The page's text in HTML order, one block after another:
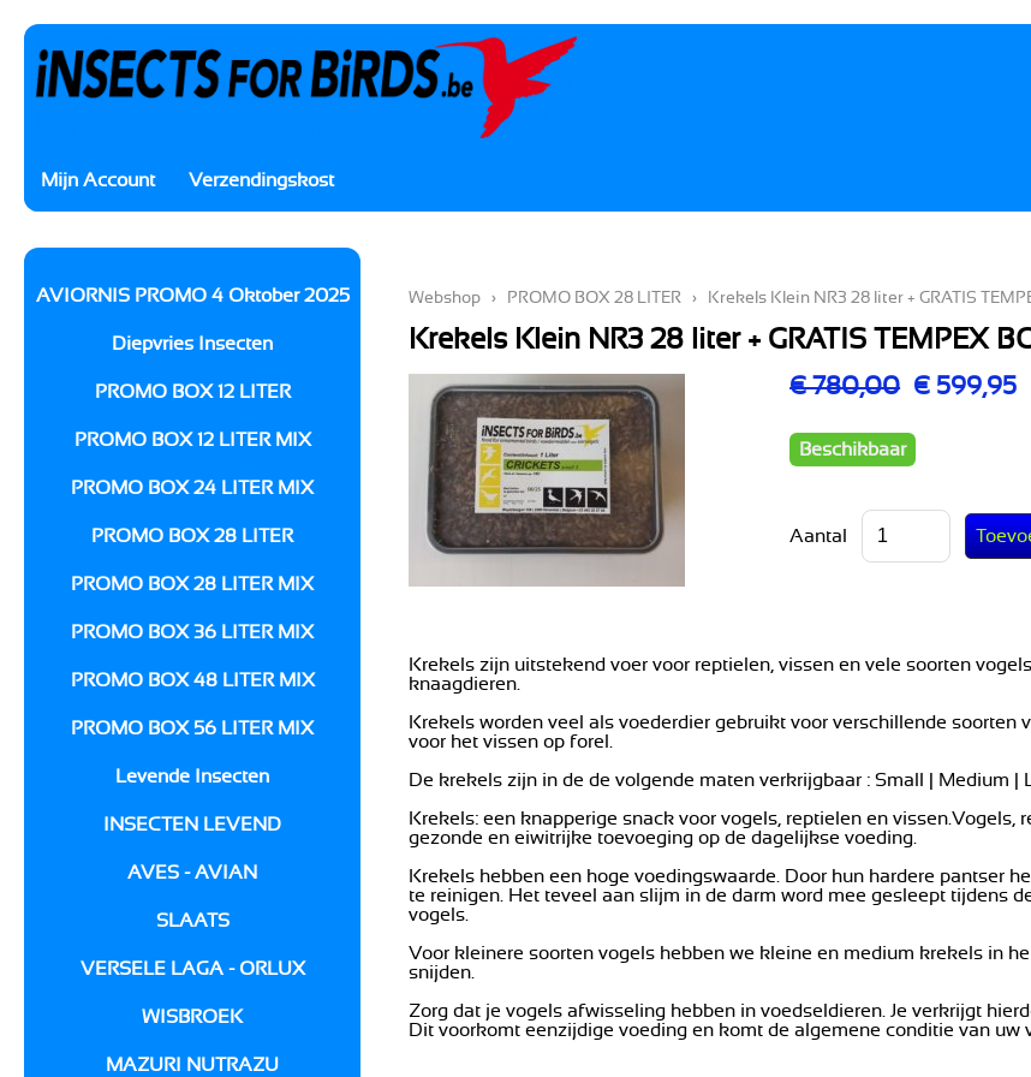
Mijn Account Verzendingskost
AVIORNIS PROMO 4 Oktober 2025
Diepvries Insecten
PROMO BOX 12 LITER
PROMO BOX 12 LITER MIX
PROMO BOX 24 LITER MIX
PROMO BOX 28 LITER
PROMO BOX 28 LITER MIX
PROMO BOX 36 LITER MIX
PROMO BOX 48 LITER MIX
PROMO BOX 56 LITER MIX
Levende Insecten
INSECTEN LEVEND
AVES - AVIAN
SLAATS
VERSELE LAGA - ORLUX
WISBROEK
MAZURI NUTRAZU
Webshop › PROMO BOX 28 LITER › Krekels Klein NR3 28 liter + GRATIS
Krekels Klein NR3 28 liter + GRATIS TEMPEX
€ 780,00 € 599,95
Beschikbaar
Aantal
Krekels zijn uitstekend voer voor reptielen, vissen en vele soorten
knaagdieren.
Krekels worden veel als voederdier gebruikt voor verschillende
voor het vissen op forel.
De krekels zijn in de de volgende maten verkrijgbaar : Small | Medium |
Krekels: een knapperige snack voor vogels, reptielen en
gezonde en eiwitrijke toevoeging op de dagelijkse voeding.
Krekels hebben een hoge voedingswaarde. Door hun hardere pantser
te reinigen. Het teveel aan slijm in de darm word mee gesleept tijdens
vogels.
Voor kleinere soorten vogels hebben we kleine en medium krekels in
snijden.
Zorg dat je vogels afwisseling hebben in voedseldieren. Je verkrijgt
Dit voorkomt eenzijdige voeding en komt de algemene conditie van uw